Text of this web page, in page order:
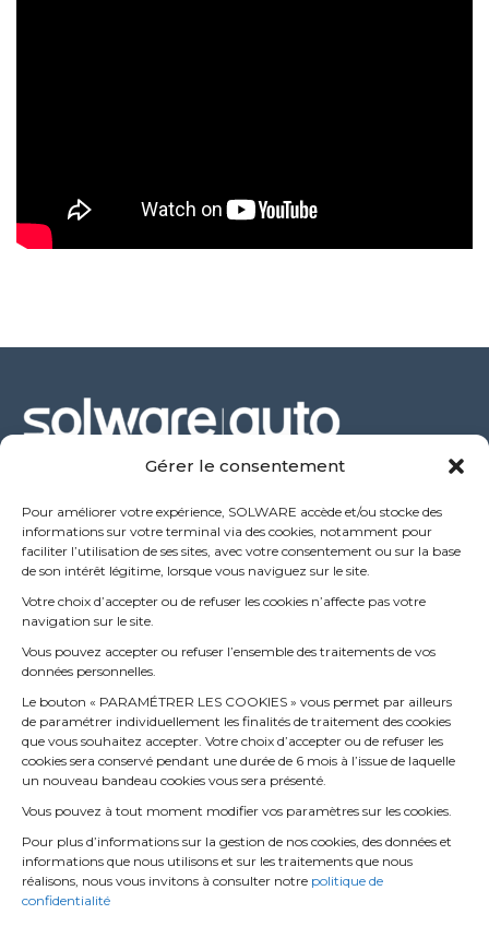
Gérer le consentement
Pour améliorer votre expérience, SOLWARE accède et/ou stocke des
informations sur votre terminal via des cookies, notamment pour
faciliter l’utilisation de ses sites, avec votre consentement ou sur la base
de son intérêt légitime, lorsque vous naviguez sur le site.
Votre choix d’accepter ou de refuser les cookies n’affecte pas votre
navigation sur le site.
Vous pouvez accepter ou refuser l’ensemble des traitements de vos
données personnelles.
Le bouton « PARAMÉTRER LES COOKIES » vous permet par ailleurs
de paramétrer individuellement les finalités de traitement des cookies
que vous souhaitez accepter. Votre choix d’accepter ou de refuser les
cookies sera conservé pendant une durée de 6 mois à l’issue de laquelle
un nouveau bandeau cookies vous sera présenté.
Vous pouvez à tout moment modifier vos paramètres sur les cookies.
Pour plus d’informations sur la gestion de nos cookies, des données et
informations que nous utilisons et sur les traitements que nous
réalisons, nous vous invitons à consulter notre politique de
confidentialité
53 rue de l’étang
69760 Limonest – FRANCE
+33 (0) 4 72 52 70 70
Winmotor cloud : la version 100% full web de winmotor
next pour votre garage
26 mars 2026
Comment accéder facilement à l’historique d’un
véhicule dans votre garage ?
3 septembre 2025
automobile avec un logiciel de gestion comme
winmotor
15 juin 2025